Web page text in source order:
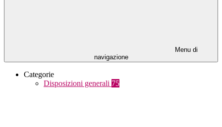
Menu di
navigazione
Categorie
Disposizioni generali 75